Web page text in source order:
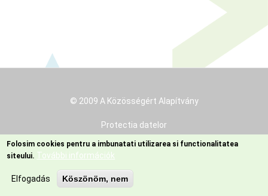
menu
© 2009 A Közösségért Alapítvány
Protectia datelor
Termeni și condiții
Folosim cookies pentru a imbunatati utilizarea si functionalitatea
siteului. További információk
Elfogadás Köszönöm, nem